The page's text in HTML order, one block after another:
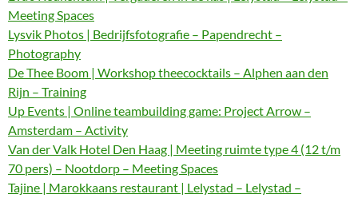
Meeting Spaces
Lysvik Photos | Bedrijfsfotografie – Papendrecht –
Photography
De Thee Boom | Workshop theecocktails – Alphen aan den
Rijn – Training
Up Events | Online teambuilding game: Project Arrow –
Amsterdam – Activity
Van der Valk Hotel Den Haag | Meeting ruimte type 4 (12 t/m
70 pers) – Nootdorp – Meeting Spaces
Tajine | Marokkaans restaurant | Lelystad – Lelystad –